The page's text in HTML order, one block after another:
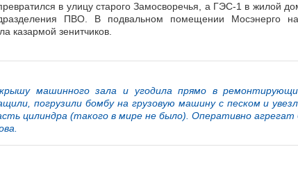
в улицу старого Замосворечья, а ГЭС-1 в жилой
ПВО. В подвальном помещении Мосэнерго
казармой зенитчиков.
машинного зала и угодила прямо в
погрузили бомбу на грузовую машину с песком и
цилиндра (такого в мире не было). Оперативно